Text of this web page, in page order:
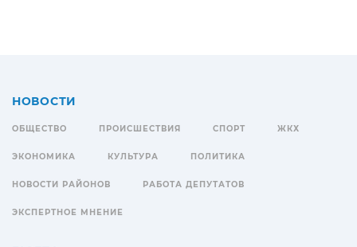
НОВОСТИ
ОБЩЕСТВО ПРОИСШЕСТВИЯ СПОРТ ЖКХ
ЭКОНОМИКА КУЛЬТУРА ПОЛИТИКА
НОВОСТИ РАЙОНОВ РАБОТА ДЕПУТАТОВ
ЭКСПЕРТНОЕ МНЕНИЕ